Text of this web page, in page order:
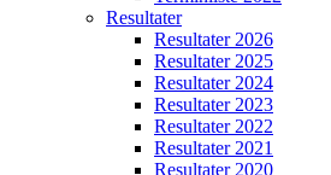
Resultater
Resultater 2026
Resultater 2025
Resultater 2024
Resultater 2023
Resultater 2022
Resultater 2021
Resultater 2020